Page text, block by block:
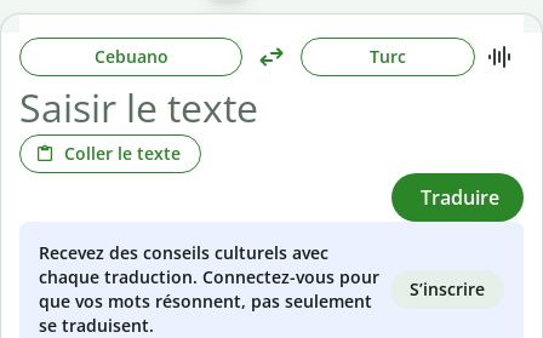
Cebuano Turc
Coller le texte
Traduire
Recevez des conseils culturels avec
chaque traduction. Connectez-vous pour
que vos mots résonnent, pas seulement
se traduisent.
S’inscrire